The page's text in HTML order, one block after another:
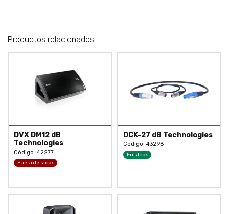
Productos relacionados
DVX DM12 dB
Technologies
Código: 42277
Fuera de stock
DCK-27 dB Technologies
Código: 43298
En stock